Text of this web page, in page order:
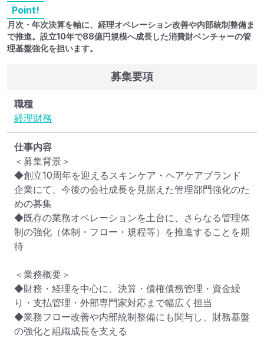
Point!
月次・年次決算を軸に、経理オペレーション改善や内部統制整備ま
で推進。設立10年で88億円規模へ成長した消費財ベンチャーの管
理基盤強化を担います。
募集要項
職種
経理財務
仕事内容
＜募集背景＞
◆創立10周年を迎えるスキンケア・ヘアケアブランド
企業にて、今後の会社成長を見据えた管理部門強化のた
めの募集
◆既存の業務オペレーションを土台に、さらなる管理体
制の強化（体制・フロー・規程等）を推進することを期
待
＜業務概要＞
◆財務・経理を中心に、決算・債権債務管理・資金繰
り・支払管理・外部専門家対応まで幅広く担当
◆業務フロー改善や内部統制整備にも関与し、財務基盤
の強化と組織成長を支える